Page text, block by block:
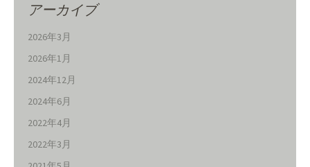
アーカイブ
2026年3月
2026年1月
2024年12月
2024年6月
2022年4月
2022年3月